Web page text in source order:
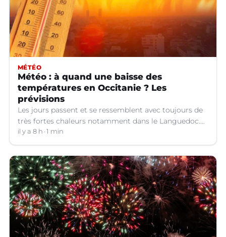
MÉTÉO
Météo : à quand une baisse des
températures en Occitanie ? Les
prévisions
Les jours passent et se ressemblent avec toujours de
très fortes chaleurs notamment dans le Languedoc.
Jusqu’à quand ?
il y a 8 h 1 min